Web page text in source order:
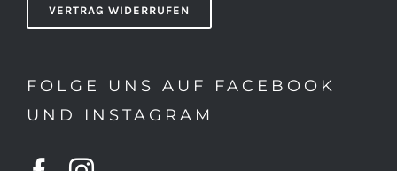
VERTRAG WIDERRUFEN
FOLGE UNS AUF FACEBOOK
UND INSTAGRAM